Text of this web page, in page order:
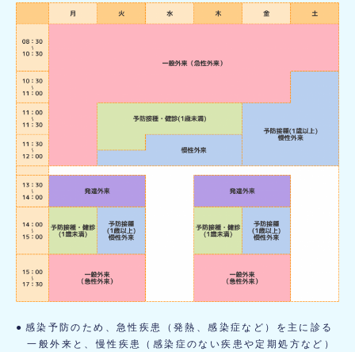
感染予防のため、急性疾患（発熱、感染症など）を主に診る
一般外来と、慢性疾患（感染症のない疾患や定期処方など）